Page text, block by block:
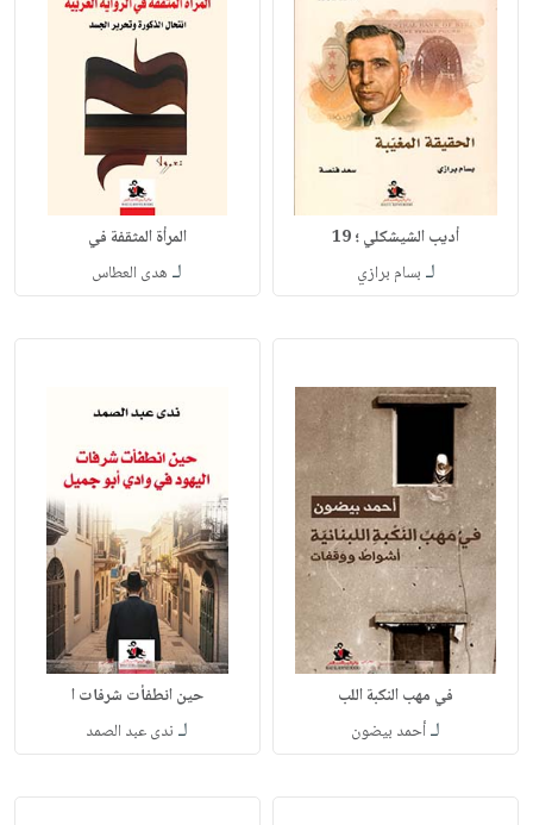
أديب الشيشكلي ؛ 19
لـ بسام برازي
المرأة المثقفة في
لـ هدى العطاس
في مهب النكبة اللب
لـأحمد بيضون
حين انطفأت شرفات ا
لـ ندى عبد الصمد